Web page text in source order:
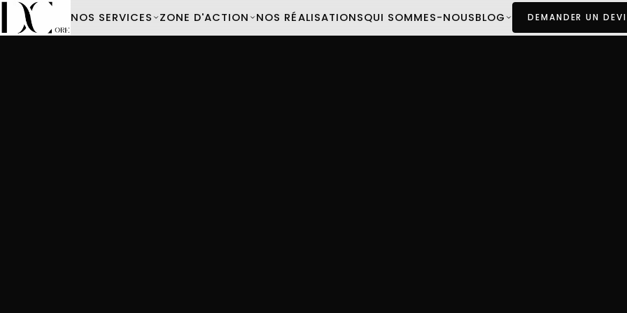
NOS SERVICES ZONE D'ACTION NOS RÉALISATIONSQUI SOMMES-NOUSBLOG DEMANDER UN